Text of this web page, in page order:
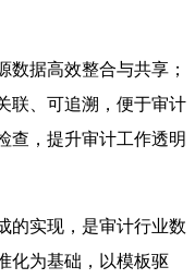
数据高效整合与共享；
联、可追溯，便于审计
查，提升审计工作透明
的实现，是审计行业数
化为基础，以模板驱